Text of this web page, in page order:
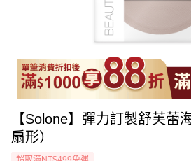
【Solone】彈力訂製舒芙蕾
扇形）